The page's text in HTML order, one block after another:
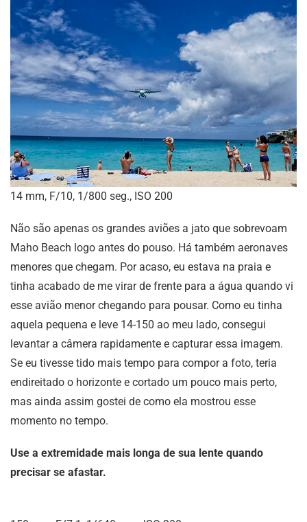
14 mm, F/10, 1/800 seg., ISO 200
Não são apenas os grandes aviões a jato que sobrevoam
Maho Beach logo antes do pouso. Há também aeronaves
menores que chegam. Por acaso, eu estava na praia e
tinha acabado de me virar de frente para a água quando vi
esse avião menor chegando para pousar. Como eu tinha
aquela pequena e leve 14-150 ao meu lado, consegui
levantar a câmera rapidamente e capturar essa imagem.
Se eu tivesse tido mais tempo para compor a foto, teria
endireitado o horizonte e cortado um pouco mais perto,
mas ainda assim gostei de como ela mostrou esse
momento no tempo.
Use a extremidade mais longa de sua lente quando
precisar se afastar.